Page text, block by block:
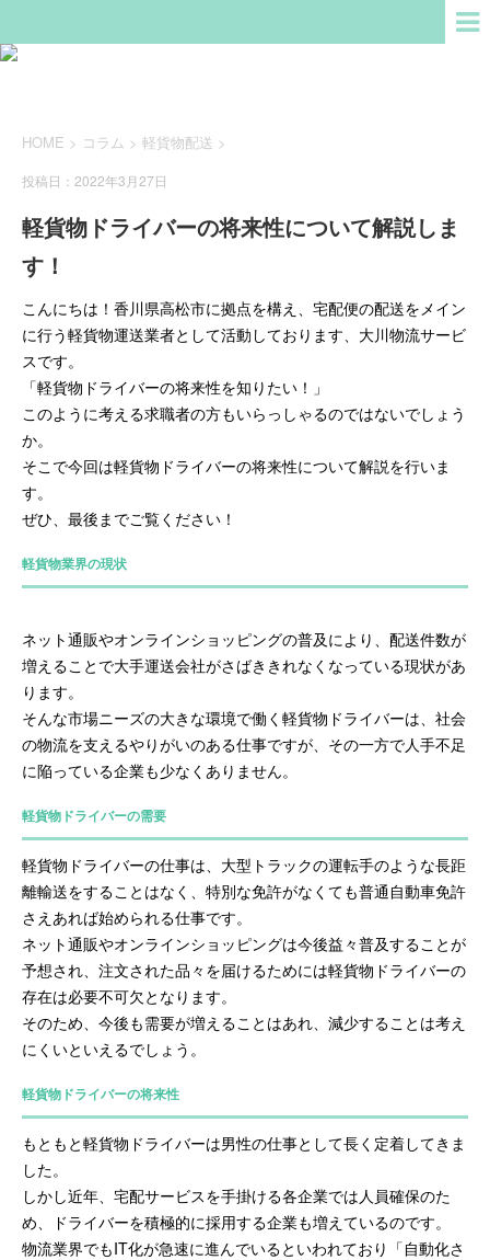
HOME > コラム > 軽貨物配送 >
投稿日：2022年3月27日
軽貨物ドライバーの将来性について解説しま
す！
こんにちは！香川県高松市に拠点を構え、宅配便の配送をメイン
に行う軽貨物運送業者として活動しております、大川物流サービ
スです。
「軽貨物ドライバーの将来性を知りたい！」
このように考える求職者の方もいらっしゃるのではないでしょう
か。
そこで今回は軽貨物ドライバーの将来性について解説を行いま
す。
ぜひ、最後までご覧ください！
軽貨物業界の現状
ネット通販やオンラインショッピングの普及により、配送件数が
増えることで大手運送会社がさばききれなくなっている現状があ
ります。
そんな市場ニーズの大きな環境で働く軽貨物ドライバーは、社会
の物流を支えるやりがいのある仕事ですが、その一方で人手不足
に陥っている企業も少なくありません。
軽貨物ドライバーの需要
軽貨物ドライバーの仕事は、大型トラックの運転手のような長距
離輸送をすることはなく、特別な免許がなくても普通自動車免許
さえあれば始められる仕事です。
ネット通販やオンラインショッピングは今後益々普及することが
予想され、注文された品々を届けるためには軽貨物ドライバーの
存在は必要不可欠となります。
そのため、今後も需要が増えることはあれ、減少することは考え
にくいといえるでしょう。
軽貨物ドライバーの将来性
もともと軽貨物ドライバーは男性の仕事として長く定着してきま
した。
しかし近年、宅配サービスを手掛ける各企業では人員確保のた
め、ドライバーを積極的に採用する企業も増えているのです。
物流業界でもIT化が急速に進んでいるといわれており「自動化さ